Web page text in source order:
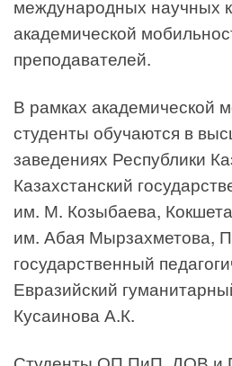
международных научных
академической
преподавателей.
В рамках академической
студенты обучаются в
заведениях Республики
Казахстанский
им. М. Козыбаева,
им. Абая Мырзахметова,
государственный
Евразийский
Кусаинова А.К.